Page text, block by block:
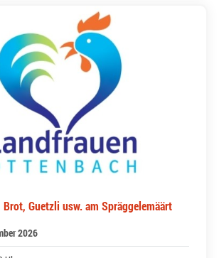
Guetzli usw. am Spräggelemäärt
2026